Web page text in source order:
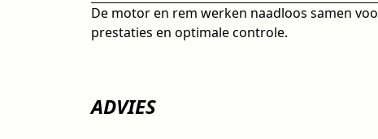
De motor en rem werken naadloos samen
prestaties en optimale controle.
ADVIES